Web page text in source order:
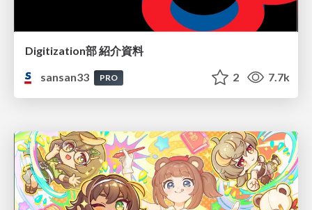
Digitization部 紹介資料
sansan33
PRO 2 7.7k